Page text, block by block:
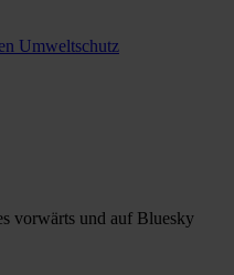
Umweltschutz
vorwärts und auf Bluesky